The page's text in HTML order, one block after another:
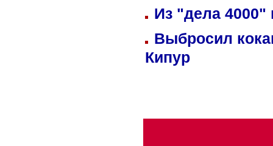
Из "дела 4000"
Выбросил
Кипур